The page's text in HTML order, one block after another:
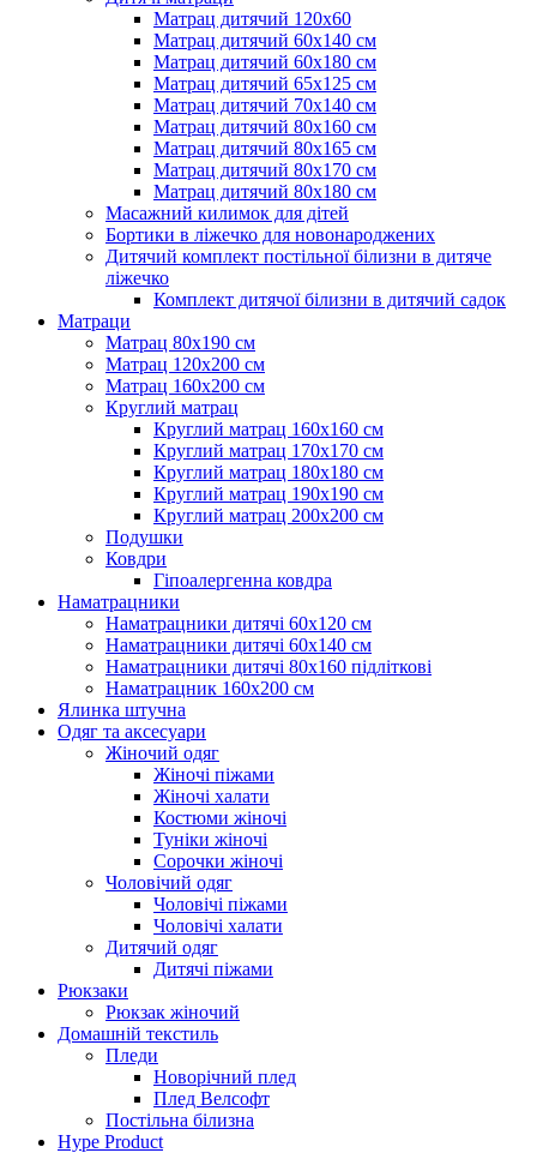
Матрац дитячий 120х60
Матрац дитячий 60х140 см
Матрац дитячий 60х180 см
Матрац дитячий 65х125 см
Матрац дитячий 70х140 см
Матрац дитячий 80х160 см
Матрац дитячий 80х165 см
Матрац дитячий 80х170 см
Матрац дитячий 80х180 см
Масажний килимок для дітей
Бортики в ліжечко для новонароджених
Дитячий комплект постільної білизни в дитяче
ліжечко
Комплект дитячої білизни в дитячий садок
Матраци
Матрац 80х190 см
Матрац 120х200 см
Матрац 160х200 см
Круглий матрац
Круглий матрац 160х160 см
Круглий матрац 170х170 см
Круглий матрац 180х180 см
Круглий матрац 190х190 см
Круглий матрац 200х200 см
Подушки
Ковдри
Гіпоалергенна ковдра
Наматрацники
Наматрацники дитячі 60х120 см
Наматрацники дитячі 60х140 см
Наматрацники дитячі 80х160 підліткові
Наматрацник 160х200 см
Ялинка штучна
Одяг та аксесуари
Жіночий одяг
Жіночі піжами
Жіночі халати
Костюми жіночі
Туніки жіночі
Сорочки жіночі
Чоловічий одяг
Чоловічі піжами
Чоловічі халати
Дитячий одяг
Дитячі піжами
Рюкзаки
Рюкзак жіночий
Домашній текстиль
Пледи
Новорічний плед
Плед Велсофт
Постільна білизна
Hype Product